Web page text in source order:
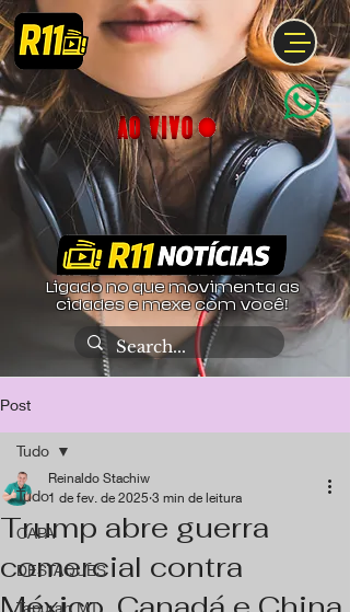
Ligado no que movimenta as
cidades e mexe com você!
Post
Tudo
CAPA
DESTAQUES
Tapurah MT
Tudo
Trump abre guerra
comercial contra
Reinaldo Stachiw
1 de fev. de 2025 3 min de leitura